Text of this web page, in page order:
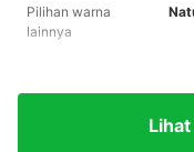
Pilihan warna
lainnya